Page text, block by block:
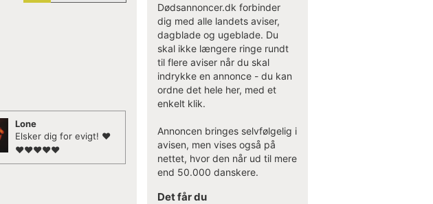
Lone
Elsker dig for evigt! ❤️
❤️❤️❤️❤️❤️
Dødsannoncer.dk forbinder
dig med alle landets aviser,
dagblade og ugeblade. Du
skal ikke længere ringe rundt
til flere aviser når du skal
indrykke en annonce - du kan
ordne det hele her, med et
enkelt klik.
Annoncen bringes selvfølgelig i
avisen, men vises også på
nettet, hvor den når ud til mere
end 50.000 danskere.
Det får du